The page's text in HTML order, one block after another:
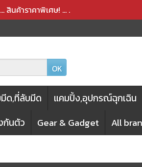
สินค้าราคาพิเศษ! ... .
OK
ด,ที่ลับมีด แคมปิ้ง,อุปกรณ์ฉุกเฉิน
นตัว Gear & Gadget All
กร้าเรียบร้อยแล้ว
ะกร้าเรียบร้อยแล้ว